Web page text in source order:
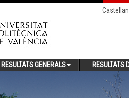
RESULTATS GENERALS RESULTATS